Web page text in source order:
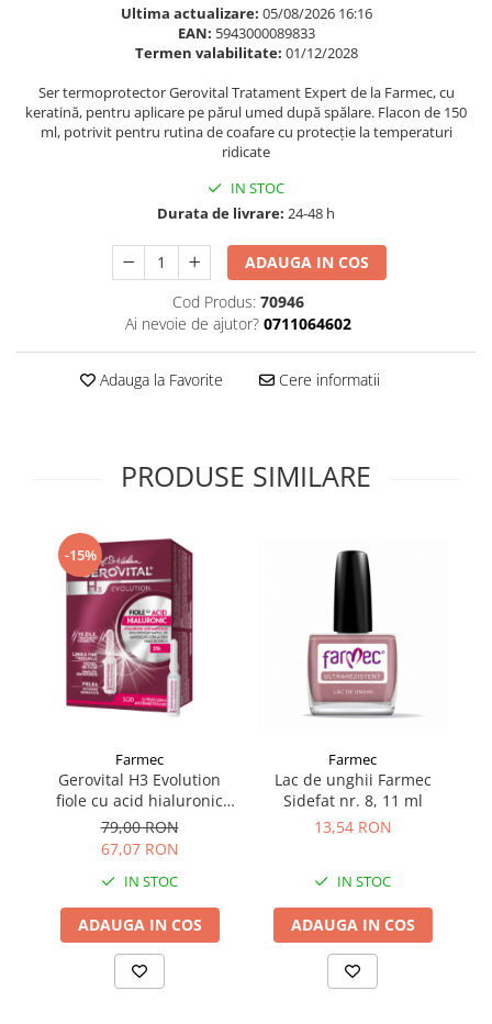
Supliment Vitamina D3
Supliment Vitamina E
Supliment Zinc
Tincturi si Gemoderivate
Ultima actualizare: 05/08/2026 16:16
EAN: 5943000089833
Termen valabilitate: 01/12/2028
Ser termoprotector Gerovital Tratament Expert de la Farmec, cu
keratină, pentru aplicare pe părul umed după spălare. Flacon de 150
ml, potrivit pentru rutina de coafare cu protecție la temperaturi
ridicate
IN STOC
Durata de livrare: 24-48 h
ADAUGA IN COS
Cod Produs: 70946
Ai nevoie de ajutor? 0711064602
Adauga la Favorite Cere informatii
PRODUSE SIMILARE
-15%
Farmec
Gerovital H3 Evolution
fiole cu acid hialuronic
5% 10 fiole
79,00 RON
67,07 RON
IN STOC
ADAUGA IN COS
Farmec
Lac de unghii Farmec
Sidefat nr. 8, 11 ml
13,54 RON
IN STOC
ADAUGA IN COS